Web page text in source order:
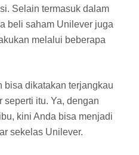
Selain termasuk dalam
beli saham Unilever juga
melalui beberapa
bisa dikatakan terjangkau
seperti itu. Ya, dengan
kini Anda bisa menjadi
sekelas Unilever.